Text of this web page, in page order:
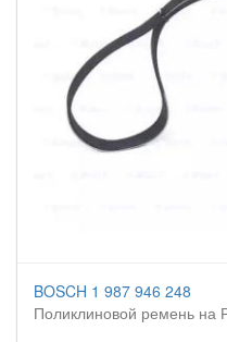
BOSCH 1 987 946 248
Поликлиновой ремень на